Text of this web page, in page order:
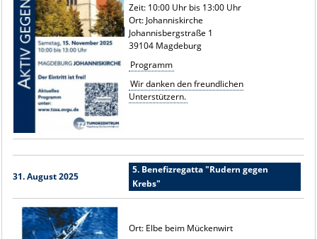
Zeit: 10:00 Uhr bis 13:00 Uhr
Ort: Johanniskirche
Johannisbergstraße 1
39104 Magdeburg
Programm
Wir danken den freundlichen
Unterstützern.
31. August 2025
5. Benefizregatta "Rudern gegen
Krebs"
Ort: Elbe beim Mückenwirt